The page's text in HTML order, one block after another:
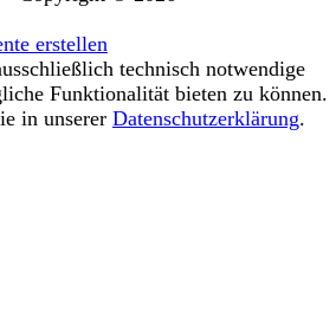
erstellen
technisch notwendige
Funktionalität bieten zu können.
in unserer Datenschutzerklärung.